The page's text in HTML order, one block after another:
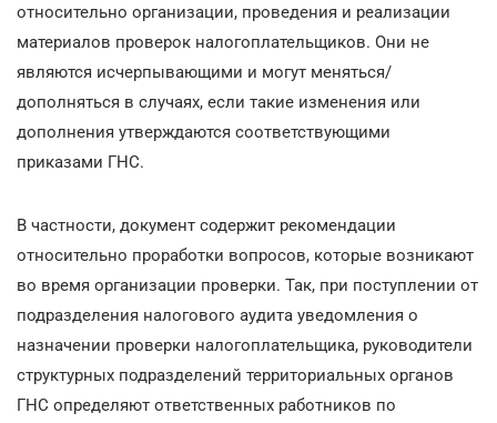
относительно организации, проведения и реализации
материалов проверок налогоплательщиков. Они не
являются исчерпывающими и могут меняться/
дополняться в случаях, если такие изменения или
дополнения утверждаются соответствующими
приказами ГНС.
В частности, документ содержит рекомендации
относительно проработки вопросов, которые возникают
во время организации проверки. Так, при поступлении от
подразделения налогового аудита уведомления о
назначении проверки налогоплательщика, руководители
структурных подразделений территориальных органов
ГНС определяют ответственных работников по